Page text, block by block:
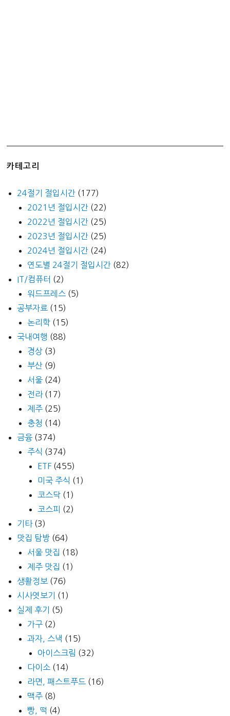
카테고리
24절기 절입시간 (177)
2021년 절입시간 (22)
2022년 절입시간 (25)
2023년 절입시간 (25)
2024년 절입시간 (24)
연도별 24절기 절입시간 (82)
IT/컴퓨터 (2)
워드프레스 (5)
공부자료 (15)
논리학 (15)
국내여행 (88)
경상 (3)
부산 (9)
서울 (24)
전라(17)
제주 (25)
충청 (14)
금융 (374)
주식 (374)
ETF (455)
미국 주식 (1)
코스닥 (1)
코스피 (2)
기타(3)
맛집 탐방 (64)
서울 맛집 (18)
제주 맛집 (1)
생활정보 (76)
시사엿보기
(1)
실제 후기
(5)
가구 (2)
과자, 스낵 (15)
아이스크림 (32)
다이소 (14)
라면, 패스트푸드 (16)
맥주 (8)
빵, 떡 (4)